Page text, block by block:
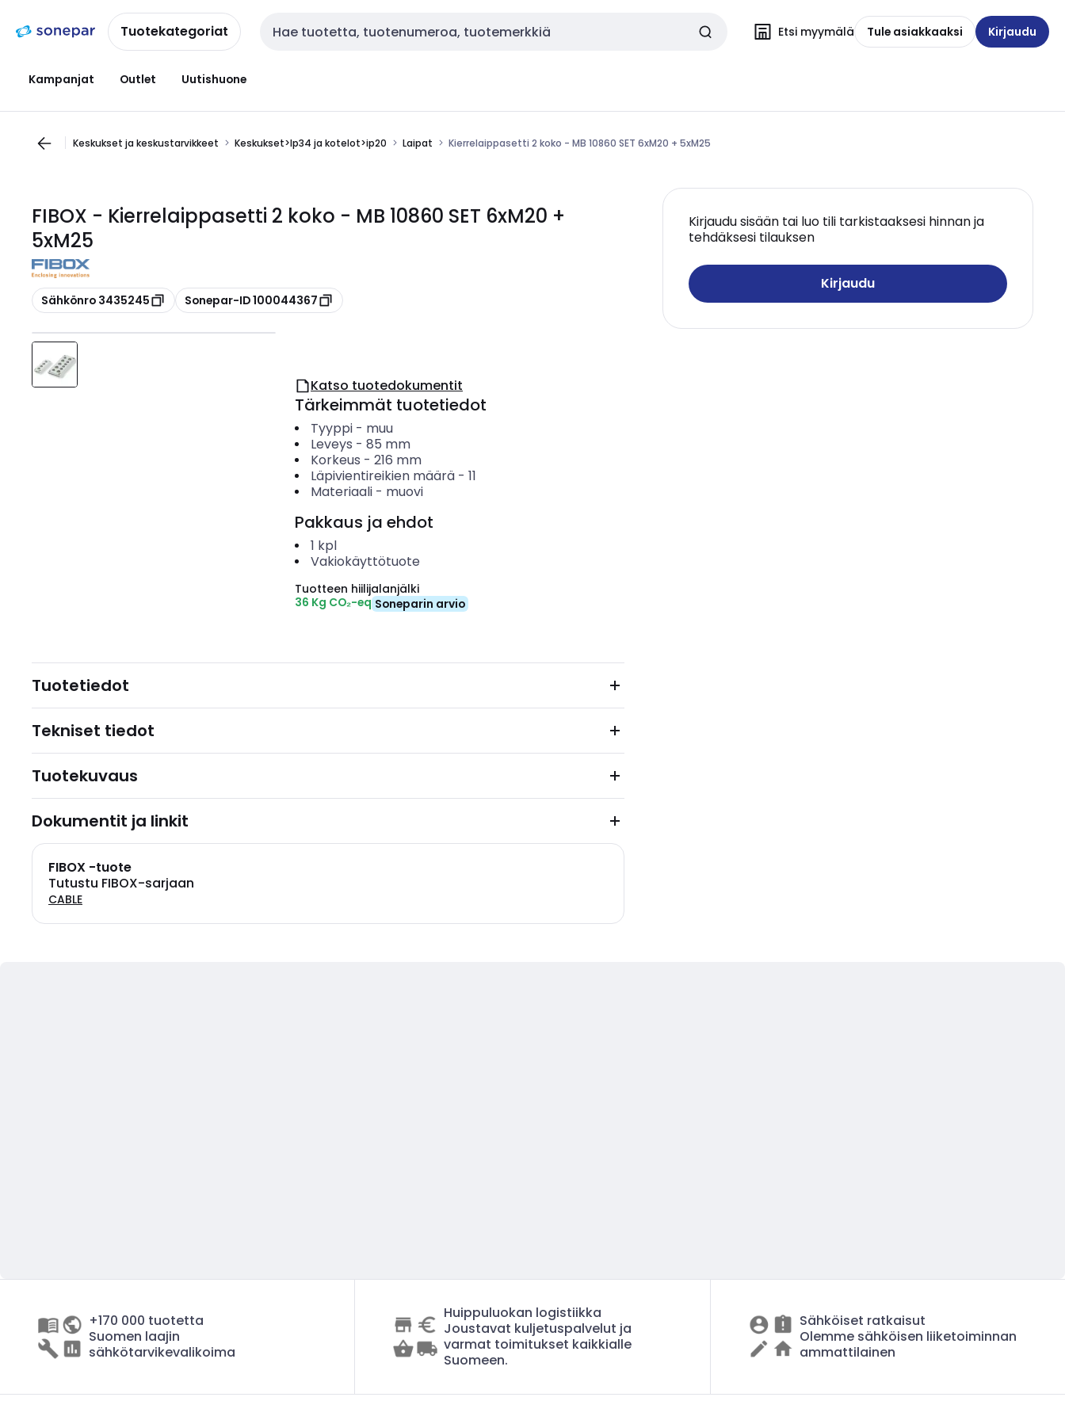
navigointiinsisältöönTuotekategoriat Haku Etsi myymälä Tule asiakkaaksi Kirjaudu
Kampanjat Outlet Uutishuone
Keskukset ja keskustarvikkeet Keskukset>Ip34 ja kotelot>ip20 Laipat Kierrelaippasetti 2 koko - MB 10860 SET 6xM20 + 5xM25
FIBOX - Kierrelaippasetti 2 koko - MB 10860 SET 6xM20 +
5xM25
Kopioi
Sähkönro 3435245 Kopioi
Sonepar-ID 100044367
Kirjaudu sisään tai luo tili tarkistaaksesi hinnan ja
tehdäksesi tilauksen
Kirjaudu
Katso tuotedokumentit
Tärkeimmät tuotetiedot
Tyyppi- muu
Leveys - 85 mm
Korkeus - 216 mm
Läpivientireikien määrä- 11
Materiaali- muovi
Pakkaus ja ehdot
1 kpl
Vakiokäyttötuote
Tuotteen hiilijalanjälki
36 Kg CO₂-eq Soneparin arvio
Tuotetiedot
Tekniset tiedot
Tuotekuvaus
Dokumentit ja linkit
FIBOX -tuote
Tutustu FIBOX-sarjaan
CABLE
+170 000 tuotetta
Suomen laajin
sähkötarvikevalikoima
Huippuluokan logistiikka
Joustavat kuljetuspalvelut ja
varmat toimitukset kaikkialle
Suomeen.
Sähköiset ratkaisut
Olemme sähköisen liiketoiminnan
ammattilainen